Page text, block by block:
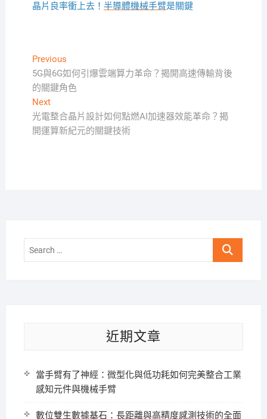
晶片良率衝上去！ 半導體機械手臂是關鍵
文
章
導
覽
PreviousPrevious
post:
5G與6G如何引爆雲端算力革命？揭開高速傳輸背後
的關鍵角色
NextNext
post:
光電整合晶片設計如何點燃AI加速器效能革命？揭
開運算新紀元的關鍵技術
Search
近期文章
當手臂有了神經：微型化與低功耗如何完美整合工業
感知元件與機械手臂
數位雙生數據基石：長距離與高精度感測技術的全面